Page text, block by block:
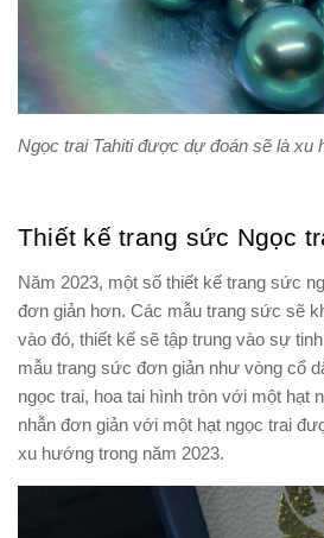
Ngọc trai Tahiti được dự đoán sẽ là xu
Thiết kế trang sức Ngọc
Năm 2023, một số thiết kế trang sức
đơn giản hơn. Các mẫu trang sức sẽ
vào đó, thiết kế sẽ tập trung vào sự
mẫu trang sức đơn giản như vòng cổ
ngọc trai, hoa tai hình tròn với một hạt
nhẫn đơn giản với một hạt ngọc trai
xu hướng trong năm 2023.